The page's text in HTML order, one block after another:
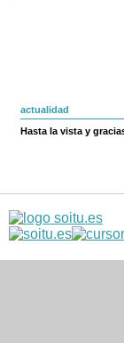
actualidad
Hasta la vista y